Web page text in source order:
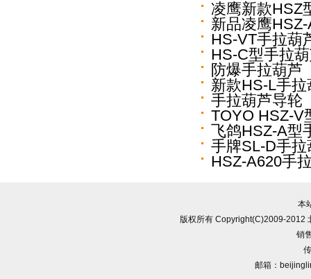
凌鹰新款HSZ
新品凌鹰
HS-VT手拉葫
HS-C型手拉
防爆手拉葫芦
新款HS-L手拉
手拉葫芦导轮
TOYO HSZ-V
飞鸽HSZ-A型
手牌SL-D手拉
HSZ-A620手
本
版权所有 Copyright(C)2009-2012
销
邮箱：